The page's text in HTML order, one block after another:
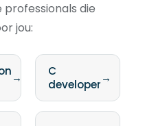
professionals die
jou:
→
C
developer→